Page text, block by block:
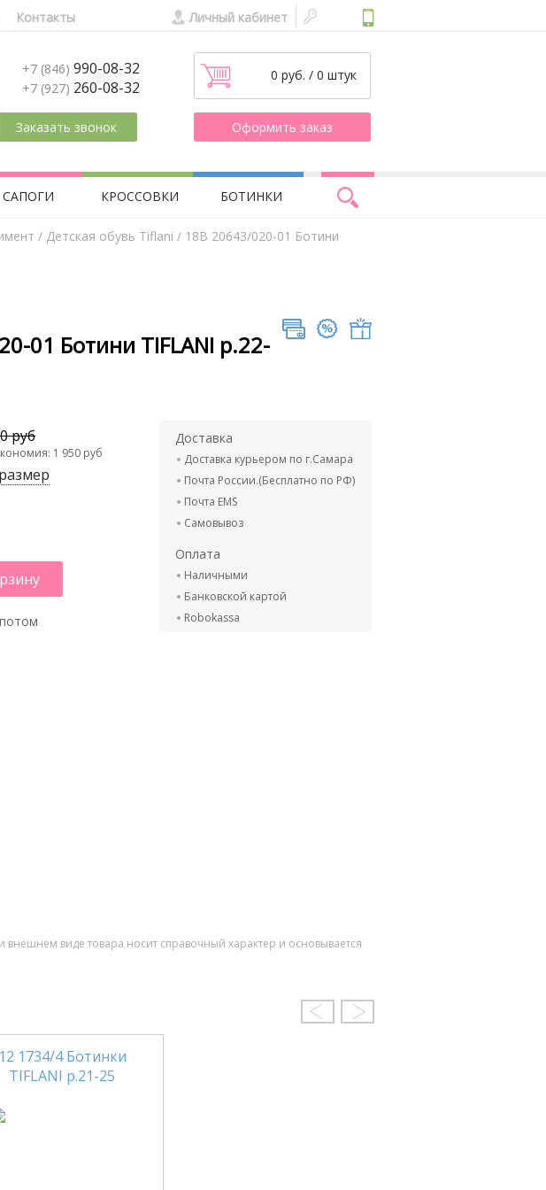
Контакты Личный кабинет
+7 (846) 990-08-32
+7 (927) 260-08-32
Заказать звонок
0 руб. / 0 штук
Оформить заказ
САПОГИ КРОССОВКИ БОТИНКИ
/ Детская обувь Tiflani / 18В 20643/020-01 Ботини
01 Ботини TIFLANI р.22-
руб
1 950 руб
Доставка
Доставка курьером по г.Самара
Почта России.(Бесплатно по РФ)
Почта EMS
Самовывоз
Оплата
Наличными
Банковской картой
Robokassa
внешнем виде товара носит справочный характер и основывается
12 1734/4 Ботинки
TIFLANI р.21-25